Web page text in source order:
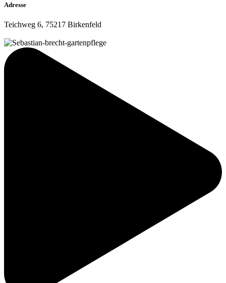
Adresse
Teichweg 6, 75217 Birkenfeld